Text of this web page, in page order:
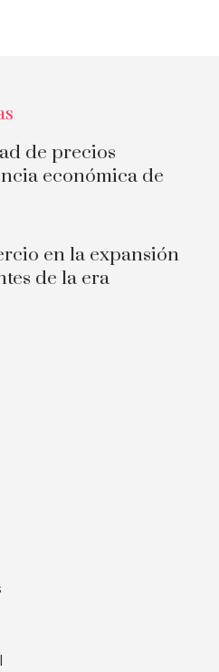
de precios
económica de
en la expansión
de la era